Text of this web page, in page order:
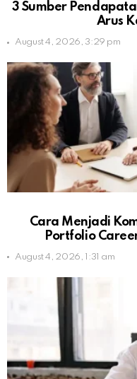
3 Sumber
Arus
August 4, 2026, 3:29 pm
Cara Menjadi
Portfolio
August 4, 2026, 1:31 am